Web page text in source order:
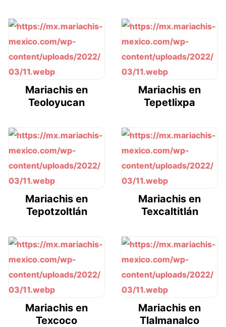
Mariachis en
Teoloyucan
Mariachis en
Tepetlixpa
Mariachis en
Tepotzoltlán
Mariachis en
Texcaltitlán
Mariachis en
Texcoco
Mariachis en
Tlalmanalco